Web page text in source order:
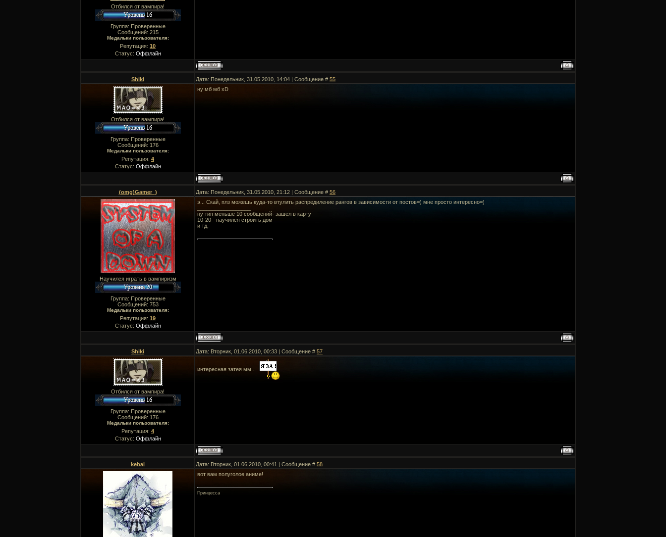
Отбился от вампира!
Группа: Проверенные
Сообщений: 215
Медальки пользователя:
Репутация: 10
Статус: Оффлайн
Shiki Дата: Понедельник, 31.05.2010, 14:04 | Сообщение # 55
Отбился от вампира!
Группа: Проверенные
Сообщений: 176
Медальки пользователя:
Репутация: 4
Статус: Оффлайн
ну мб мб xD
(omg)Gamer_) Дата: Понедельник, 31.05.2010, 21:12 | Сообщение # 56
Научился играть в вампиризм
Группа: Проверенные
Сообщений: 753
Медальки пользователя:
Репутация: 19
Статус: Оффлайн
э... Скай, плз можешь куда-то втулить распредиление рангов в зависимости от постов=) мне просто интересно=)
ну тип меньше 10 сообщений- зашел в карту
10-20 - научился строить дом
и тд.
Shiki Дата: Вторник, 01.06.2010, 00:33 | Сообщение # 57
Отбился от вампира!
Группа: Проверенные
Сообщений: 176
Медальки пользователя:
Репутация: 4
Статус: Оффлайн
интересная затея мм...
kebal Дата: Вторник, 01.06.2010, 00:41 | Сообщение # 58
вот вам полуголое аниме!
Принцесса